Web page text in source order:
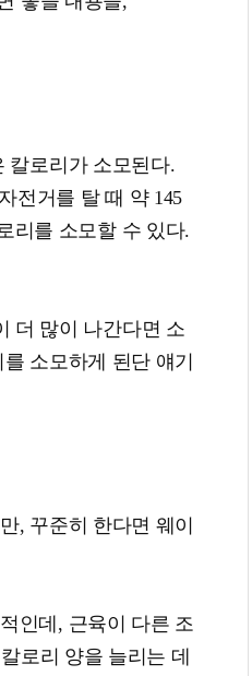
칼로리가 소모된다.
전거를 탈 때 약 145
리를 소모할 수 있다.
더 많이 나간다면 소
소모하게 된단 얘기
, 꾸준히 한다면 웨이
인데, 근육이 다른 조
로리 양을 늘리는 데